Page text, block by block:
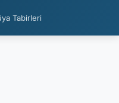
Tabirleri